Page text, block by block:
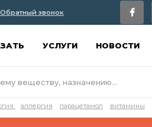
Обратный звонок
УСЛУГИ НОВОСТИ
аллергия парацетамол витамины